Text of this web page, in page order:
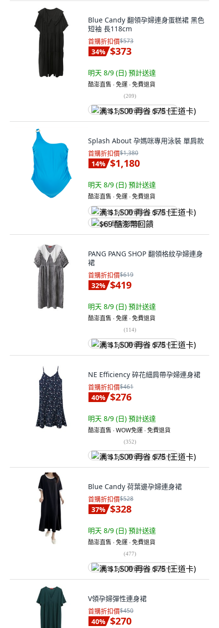
Blue Candy 翻領孕婦連身蛋糕裙 黑色
短袖 長118cm
首購折扣價$573
34% $373
明天 8/9 (日) 預計送達
酷澎直售 ∙ 免運 ∙ 免費退貨
(209)
满 $1,500 再省 $75 (王道卡)
Splash About 孕媽咪專用泳裝 單肩款
首購折扣價$1,380
14% $1,180
明天 8/9 (日) 預計送達
酷澎直售 ∙ 免運 ∙ 免費退貨
满 $1,500 再省 $75 (王道卡)
$69 酷澎幣回饋
PANG PANG SHOP 翻領格紋孕婦連身
裙
首購折扣價$619
32% $419
明天 8/9 (日) 預計送達
酷澎直售 ∙ 免運 ∙ 免費退貨
(114)
满 $1,500 再省 $75 (王道卡)
NE Efficiency 碎花細肩帶孕婦連身裙
首購折扣價$461
40% $276
明天 8/9 (日) 預計送達
酷澎直售 ∙ WOW免運 ∙ 免費退貨
(352)
满 $1,500 再省 $75 (王道卡)
Blue Candy 荷葉邊孕婦連身裙
首購折扣價$528
37% $328
明天 8/9 (日) 預計送達
酷澎直售 ∙ 免運 ∙ 免費退貨
(477)
满 $1,500 再省 $75 (王道卡)
V領孕婦彈性連身裙
首購折扣價$450
40% $270